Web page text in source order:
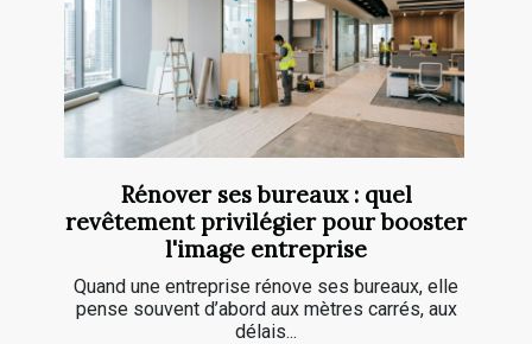
Rénover ses bureaux : quel
revêtement privilégier pour booster
l'image entreprise
Quand une entreprise rénove ses bureaux, elle
pense souvent d’abord aux mètres carrés, aux
délais...